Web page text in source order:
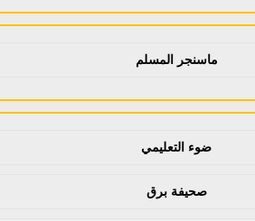
ماسنجر المسلم
ضوء التعليمي
صحيفة برق